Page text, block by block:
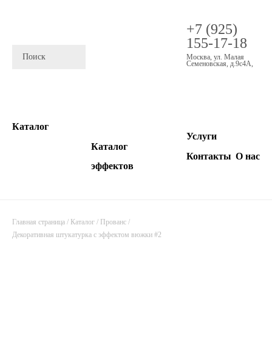
+7 (925)
155-17-18
Москва, ул. Малая
Семеновская, д.9с4А,
Каталог
Каталог
эффектов
Услуги
Контакты О нас
Главная страница / Каталог / Прованс /
Декоративная штукатурка с эффектом вюжки #2